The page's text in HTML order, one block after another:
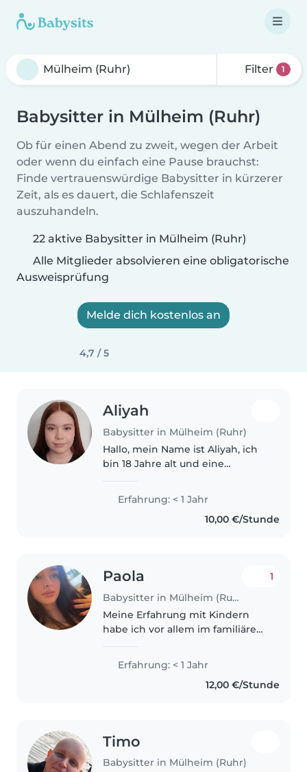
Filter 1
Babysitter in Mülheim (Ruhr)
Ob für einen Abend zu zweit, wegen der Arbeit
oder wenn du einfach eine Pause brauchst:
Finde vertrauenswürdige Babysitter in kürzerer
Zeit, als es dauert, die Schlafenszeit
auszuhandeln.
22 aktive Babysitter in Mülheim (Ruhr)
Alle Mitglieder absolvieren eine obligatorische
Ausweisprüfung
Melde dich kostenlos an
4,7 / 5
Aliyah
Babysitter in Mülheim (Ruhr)
Hallo, mein Name ist Aliyah, ich
bin 18 Jahre alt und eine
einfühlsame Person, die sehr
gerne Zeit mit Kindern
verbringt. Zurzeit strebe ich
Erfahrung: < 1 Jahr
10,00 €/Stunde
Paola
Babysitter in Mülheim (Ruhr)
1
Meine Erfahrung mit Kindern
habe ich vor allem im familiären
übernommen habe. Zusätzlich
habe ich im Rahmen meiner
Erfahrung: < 1 Jahr
12,00 €/Stunde
Timo
Babysitter in Mülheim (Ruhr)